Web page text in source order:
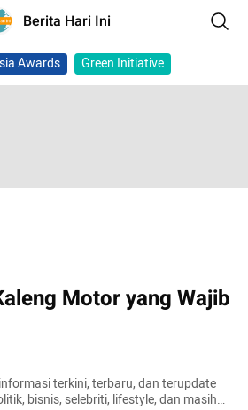
Berita Hari Ini
Awards Green Initiative
Motor yang Wajib
terkini, terbaru, dan terupdate
bisnis, selebriti, lifestyle, dan masih